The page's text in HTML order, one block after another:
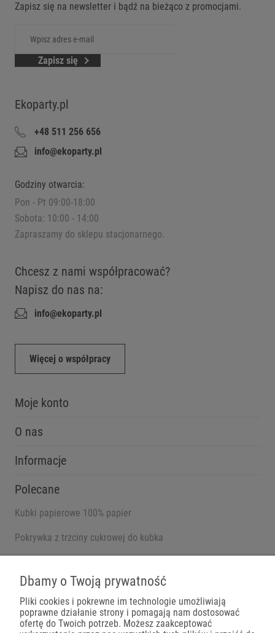
Zapisz się na newsletter i bądź na bieżąco z promocjami.
Zapisz się
Ekoparty.pl
+48 511 256 656
info@ekoparty.pl
Godziny otwarcia:
Pon - Pt 09:00-18:00
Sobota: 10:00 - 14:00
Zapraszamy do sklepu stacjonarnego.
Chcesz z nami współpracować?
Napisz do nas na:
info@ekoparty.pl
Więcej o współpracy
Moje konto
O nas
Informacje
Polecane
Kubki papierowe 100% papier
Pokrywka z trzciny cukrowej do kubka
Płatności
Dbamy o Twoją prywatność
Pliki cookies i pokrewne im technologie umożliwiają
poprawne działanie strony i pomagają nam dostosować
ofertę do Twoich potrzeb. Możesz zaakceptować